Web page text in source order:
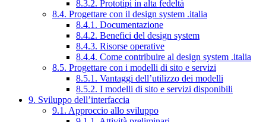
8.3.2. Prototipi in alta fedeltà
8.4. Progettare con il design system .italia
8.4.1. Documentazione
8.4.2. Benefici del design system
8.4.3. Risorse operative
8.4.4. Come contribuire al design system .italia
8.5. Progettare con i modelli di sito e servizi
8.5.1. Vantaggi dell’utilizzo dei modelli
8.5.2. I modelli di sito e servizi disponibili
9. Sviluppo dell’interfaccia
9.1. Approccio allo sviluppo